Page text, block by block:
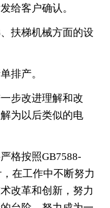
给客户确认。
扶梯机械方面的设
排产。
步改进理解和改
为以后类似的电
格按照GB7588-
在工作中不断努力
改革和创新，努力